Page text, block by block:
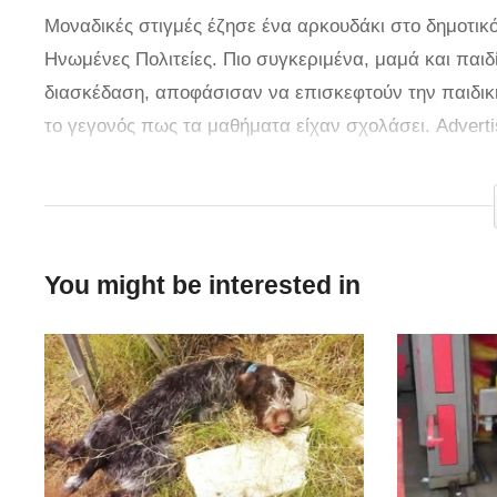
Μοναδικές στιγμές έζησε ένα αρκουδάκι στο
Ηνωμένες Πολιτείες. Πιο συγκεριμένα, μαμά και
διασκέδαση, αποφάσισαν να επισκεφτούν την
το γεγονός πως τα μαθήματα είχαν σχολάσει.
Πρώτη ανέβηκε η μητέρα δοκιμάζοντας τις
γλυστρήσει. Όπως ήταν φυσικό, η όλη διαδκασία
τα παράθυρα του σχολείου ξετρελαμένες και
VIA
You might be interested in